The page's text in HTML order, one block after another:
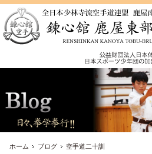
ホーム ブログ 空手道二十訓